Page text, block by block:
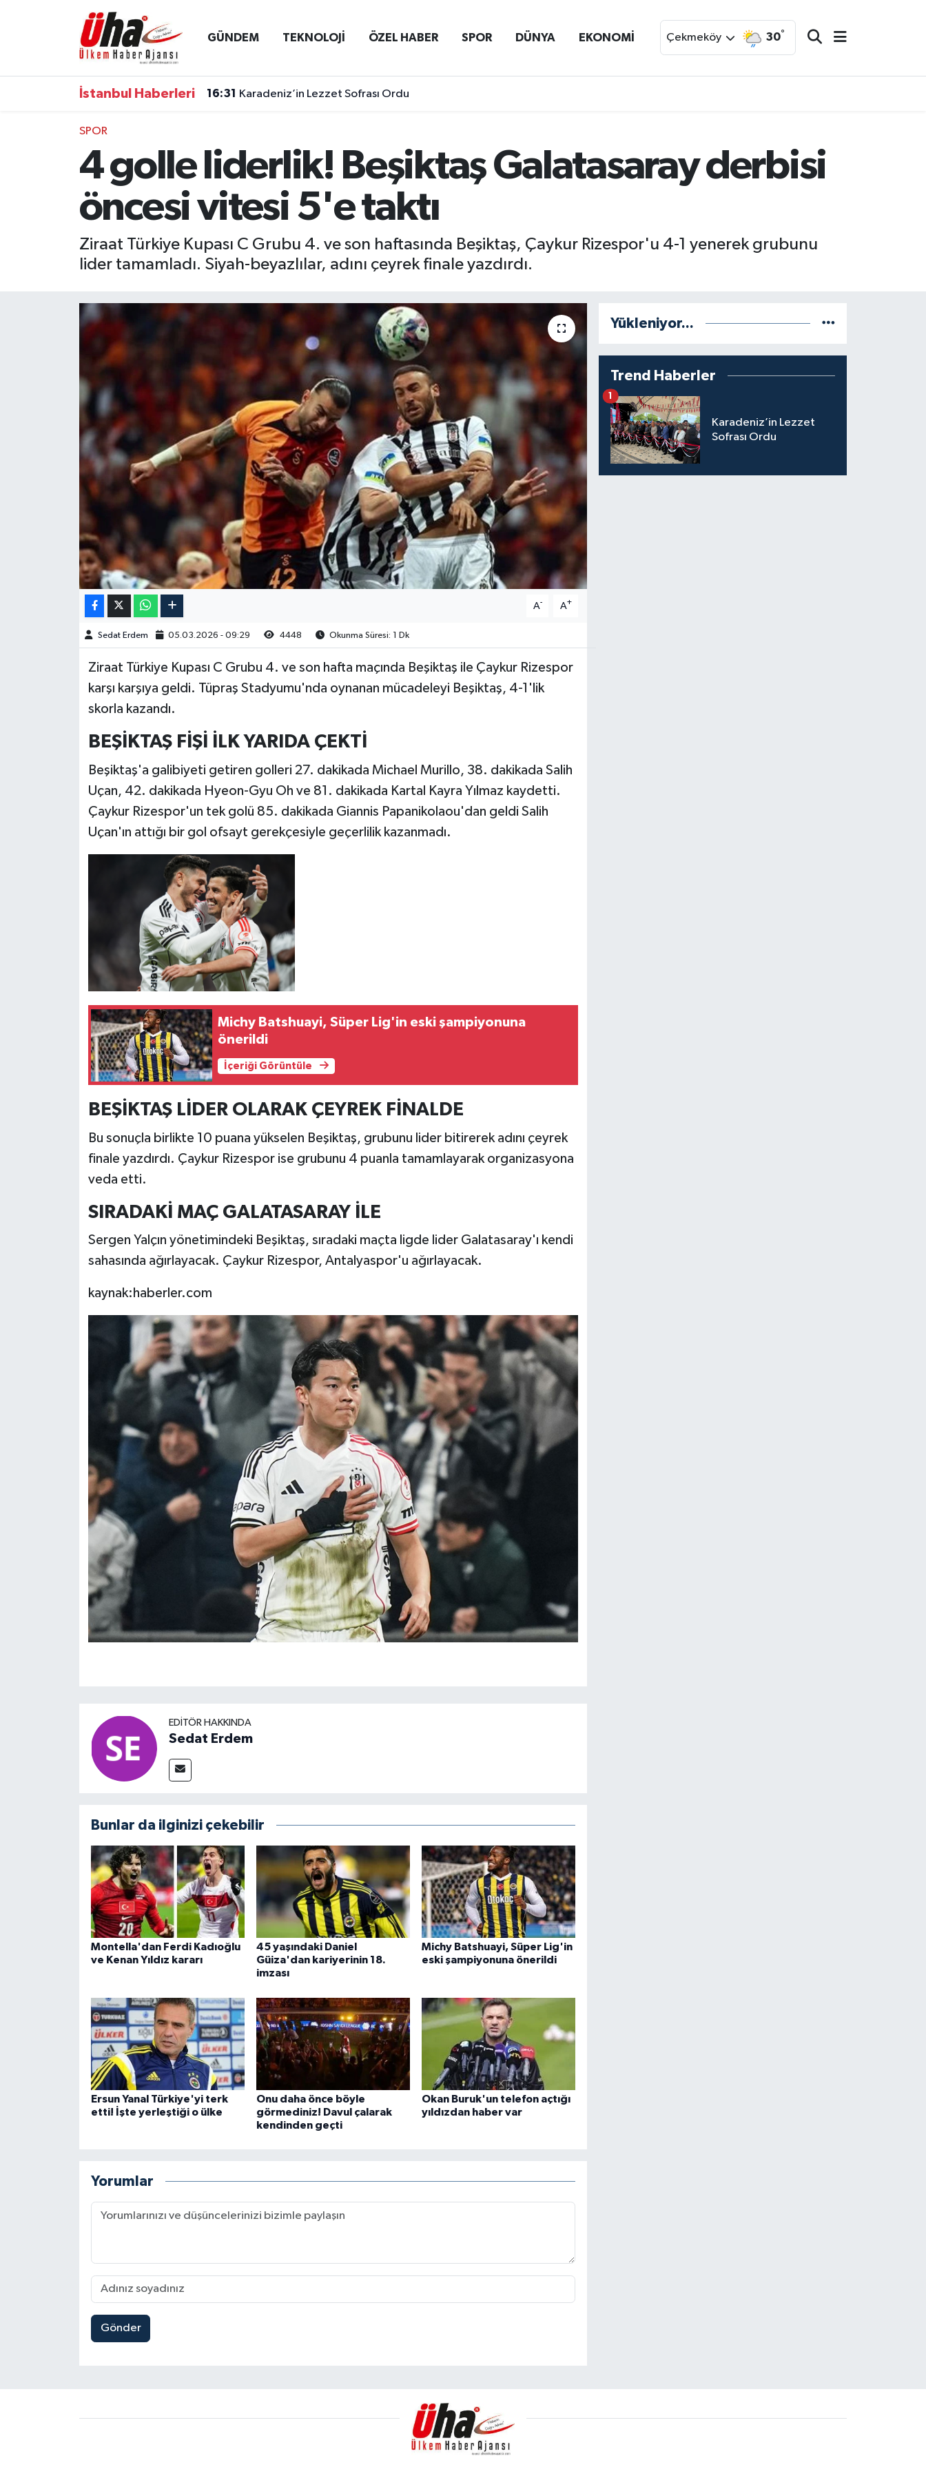
GÜNDEM TEKNOLOJİ ÖZEL HABER SPOR DÜNYA EKONOMİ Çekmeköy 30°
İstanbul Haberleri 16:31 Karadeniz’in Lezzet Sofrası Ordu
SPOR
4 golle liderlik! Beşiktaş Galatasaray derbisi
öncesi vitesi 5'e taktı
Ziraat Türkiye Kupası C Grubu 4. ve son haftasında Beşiktaş, Çaykur Rizespor'u 4-1 yenerek grubunu
lider tamamladı. Siyah-beyazlılar, adını çeyrek finale yazdırdı.
A- A+
Sedat Erdem 05.03.2026 - 09:29 4448 Okunma Süresi: 1 Dk
Ziraat Türkiye Kupası C Grubu 4. ve son hafta maçında Beşiktaş ile Çaykur Rizespor
karşı karşıya geldi. Tüpraş Stadyumu'nda oynanan mücadeleyi Beşiktaş, 4-1'lik
skorla kazandı.
BEŞİKTAŞ FİŞİ İLK YARIDA ÇEKTİ
Beşiktaş'a galibiyeti getiren golleri 27. dakikada Michael Murillo, 38. dakikada Salih
Uçan, 42. dakikada Hyeon-Gyu Oh ve 81. dakikada Kartal Kayra Yılmaz kaydetti.
Çaykur Rizespor'un tek golü 85. dakikada Giannis Papanikolaou'dan geldi Salih
Uçan'ın attığı bir gol ofsayt gerekçesiyle geçerlilik kazanmadı.
Michy Batshuayi, Süper Lig'in eski şampiyonuna
önerildi
İçeriği Görüntüle
BEŞİKTAŞ LİDER OLARAK ÇEYREK FİNALDE
Bu sonuçla birlikte 10 puana yükselen Beşiktaş, grubunu lider bitirerek adını çeyrek
finale yazdırdı. Çaykur Rizespor ise grubunu 4 puanla tamamlayarak organizasyona
veda etti.
SIRADAKİ MAÇ GALATASARAY İLE
Sergen Yalçın yönetimindeki Beşiktaş, sıradaki maçta ligde lider Galatasaray'ı kendi
sahasında ağırlayacak. Çaykur Rizespor, Antalyaspor'u ağırlayacak.
kaynak:haberler.com
EDITÖR HAKKINDA
Sedat Erdem
Bunlar da ilginizi çekebilir
Montella'dan Ferdi Kadıoğlu
ve Kenan Yıldız kararı
45 yaşındaki Daniel
Güiza'dan kariyerinin 18.
imzası
Michy Batshuayi, Süper Lig'in
eski şampiyonuna önerildi
Ersun Yanal Türkiye'yi terk
etti! İşte yerleştiği o ülke
Onu daha önce böyle
görmediniz! Davul çalarak
kendinden geçti
Okan Buruk'un telefon açtığı
yıldızdan haber var
Yorumlar
Gönder
Yükleniyor...
Trend Haberler
Karadeniz’in Lezzet
Sofrası Ordu
1
İstanbul Nöbetçi Eczaneler
İstanbul Hava Durumu
İstanbul Trafik Yoğunluk Haritası
Süper Lig Puan Durumu ve Fikstür
Son Dakika Haberleri